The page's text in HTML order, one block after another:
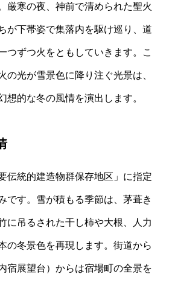
厳寒の夜、神前で清められた聖火
が下帯姿で集落内を駆け巡り、道
つずつ火をともしていきます。こ
の光が雪景色に降り注ぐ光景は、
想的な冬の風情を演出します。
伝統的建造物群保存地区」に指定
です。雪が積もる季節は、茅葺き
に吊るされた干し柿や大根、人力
の冬景色を再現します。街道から
宿展望台）からは宿場町の全景を